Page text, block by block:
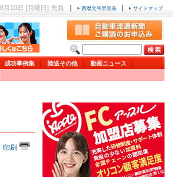
月10日 [月曜日] 先負 西暦元号早見表 サイトマップ
成功事例集 陸送その他
動画ニュース
印刷